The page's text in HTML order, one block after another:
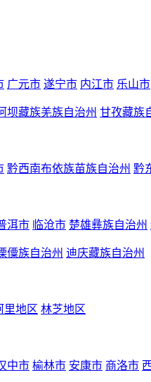
广元市 遂宁市 内江市 乐山市
坝藏族羌族自治州 甘孜藏族
黔西南布依族苗族自治州 黔
洱市 临沧市 楚雄彝族自治州
僳族自治州 迪庆藏族自治州
里地区 林芝地区
中市 榆林市 安康市 商洛市